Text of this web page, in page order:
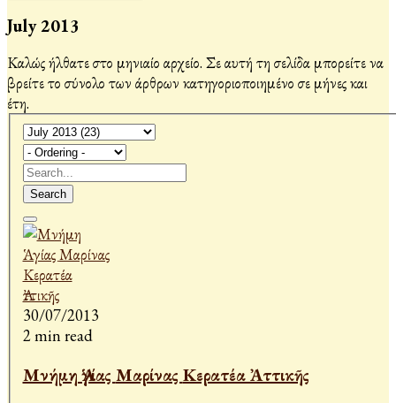
July 2013
Καλώς ήλθατε στο μηνιαίο αρχείο. Σε αυτή τη σελίδα μπορείτε να
βρείτε το σύνολο των άρθρων κατηγοριοποιημένο σε μήνες και
έτη.
Search
30/07/2013
2 min read
Μνήμη Ἁγίας Μαρίνας Κερατέα Ἀττικῆς